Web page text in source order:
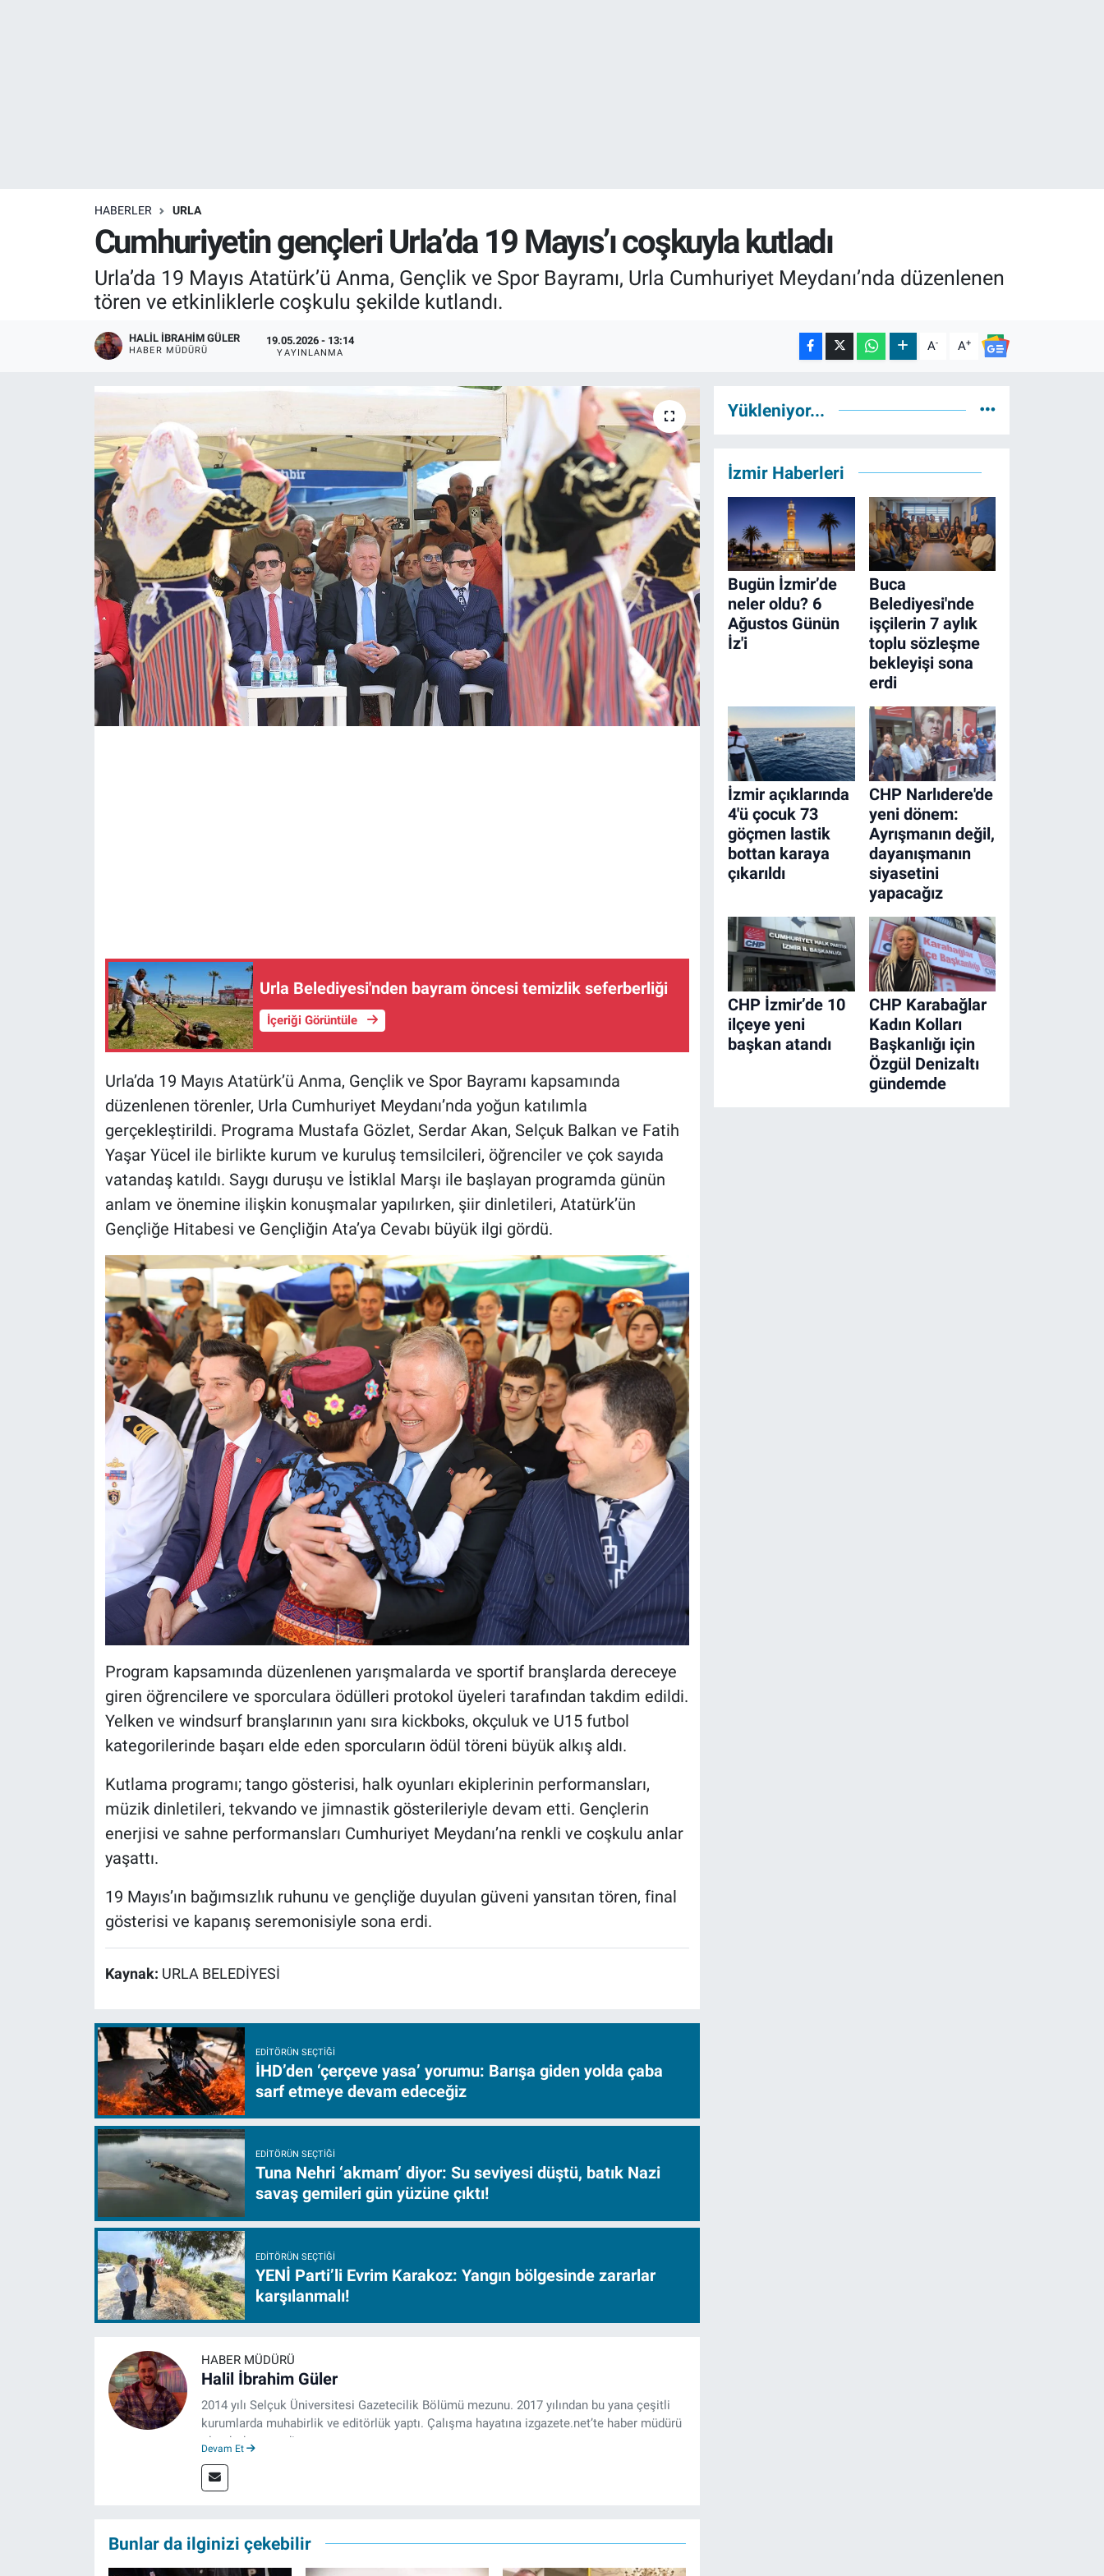
HABERLER URLA
Cumhuriyetin gençleri Urla’da 19 Mayıs’ı coşkuyla kutladı
Urla’da 19 Mayıs Atatürk’ü Anma, Gençlik ve Spor Bayramı, Urla Cumhuriyet Meydanı’nda düzenlenen
tören ve etkinliklerle coşkulu şekilde kutlandı.
HALIL İBRAHIM GÜLER
HABER MÜDÜRÜ
19.05.2026 - 13:14
YAYINLANMA A- A+
Urla Belediyesi'nden bayram öncesi temizlik seferberliği
İçeriği Görüntüle
Urla’da 19 Mayıs Atatürk’ü Anma, Gençlik ve Spor Bayramı kapsamında
düzenlenen törenler, Urla Cumhuriyet Meydanı’nda yoğun katılımla
gerçekleştirildi. Programa Mustafa Gözlet, Serdar Akan, Selçuk Balkan ve Fatih
Yaşar Yücel ile birlikte kurum ve kuruluş temsilcileri, öğrenciler ve çok sayıda
vatandaş katıldı. Saygı duruşu ve İstiklal Marşı ile başlayan programda günün
anlam ve önemine ilişkin konuşmalar yapılırken, şiir dinletileri, Atatürk’ün
Gençliğe Hitabesi ve Gençliğin Ata’ya Cevabı büyük ilgi gördü.
Program kapsamında düzenlenen yarışmalarda ve sportif branşlarda dereceye
giren öğrencilere ve sporculara ödülleri protokol üyeleri tarafından takdim edildi.
Yelken ve windsurf branşlarının yanı sıra kickboks, okçuluk ve U15 futbol
kategorilerinde başarı elde eden sporcuların ödül töreni büyük alkış aldı.
Kutlama programı; tango gösterisi, halk oyunları ekiplerinin performansları,
müzik dinletileri, tekvando ve jimnastik gösterileriyle devam etti. Gençlerin
enerjisi ve sahne performansları Cumhuriyet Meydanı’na renkli ve coşkulu anlar
yaşattı.
19 Mayıs’ın bağımsızlık ruhunu ve gençliğe duyulan güveni yansıtan tören, final
gösterisi ve kapanış seremonisiyle sona erdi.
Kaynak: URLA BELEDİYESİ
EDITÖRÜN SEÇTIĞI
İHD’den ‘çerçeve yasa’ yorumu: Barışa giden yolda çaba
sarf etmeye devam edeceğiz
EDITÖRÜN SEÇTIĞI
Tuna Nehri ‘akmam’ diyor: Su seviyesi düştü, batık Nazi
savaş gemileri gün yüzüne çıktı!
EDITÖRÜN SEÇTIĞI
YENİ Parti’li Evrim Karakoz: Yangın bölgesinde zararlar
karşılanmalı!
HABER MÜDÜRÜ
Halil İbrahim Güler
2014 yılı Selçuk Üniversitesi Gazetecilik Bölümü mezunu. 2017 yılından bu yana çeşitli
kurumlarda muhabirlik ve editörlük yaptı. Çalışma hayatına izgazete.net’te haber müdürü
olarak devam ediyor.
Devam Et
Bunlar da ilginizi çekebilir
Yükleniyor...
İzmir Haberleri
Bugün İzmir’de
neler oldu? 6
Ağustos Günün
İz'i
Buca
Belediyesi'nde
işçilerin 7 aylık
toplu sözleşme
bekleyişi sona
erdi
İzmir açıklarında
4'ü çocuk 73
göçmen lastik
bottan karaya
çıkarıldı
CHP Narlıdere'de
yeni dönem:
Ayrışmanın değil,
dayanışmanın
siyasetini
yapacağız
CHP İzmir’de 10
ilçeye yeni
başkan atandı
CHP Karabağlar
Kadın Kolları
Başkanlığı için
Özgül Denizaltı
gündemde